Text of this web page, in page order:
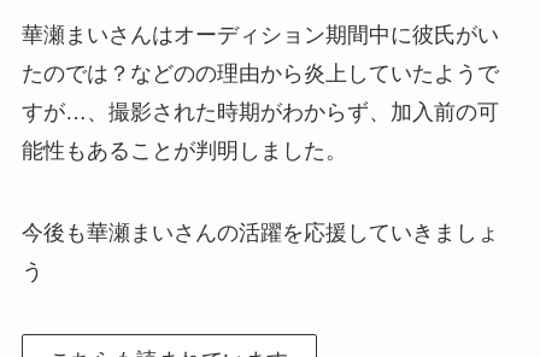
華瀬まいさんはオーディション期間中に彼氏がい
たのでは？などのの理由から炎上していたようで
すが…、撮影された時期がわからず、加入前の可
能性もあることが判明しました。
今後も華瀬まいさんの活躍を応援していきましょ
う